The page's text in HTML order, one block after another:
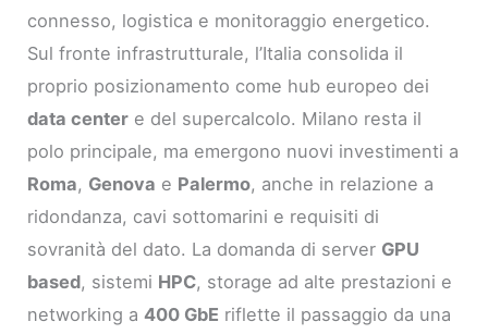
connesso, logistica e monitoraggio energetico.
Sul fronte infrastrutturale, l’Italia consolida il
proprio posizionamento come hub europeo dei
data center e del supercalcolo. Milano resta il
polo principale, ma emergono nuovi investimenti a
Roma, Genova e Palermo, anche in relazione a
ridondanza, cavi sottomarini e requisiti di
sovranità del dato. La domanda di server GPU
based, sistemi HPC, storage ad alte prestazioni e
networking a400 GbE riflette il passaggio da una